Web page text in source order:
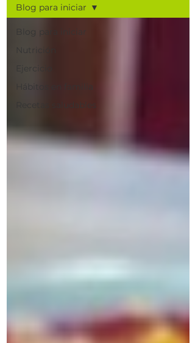
Blog para iniciar
Nutrición
Hábitos en familia
Blog para iniciar